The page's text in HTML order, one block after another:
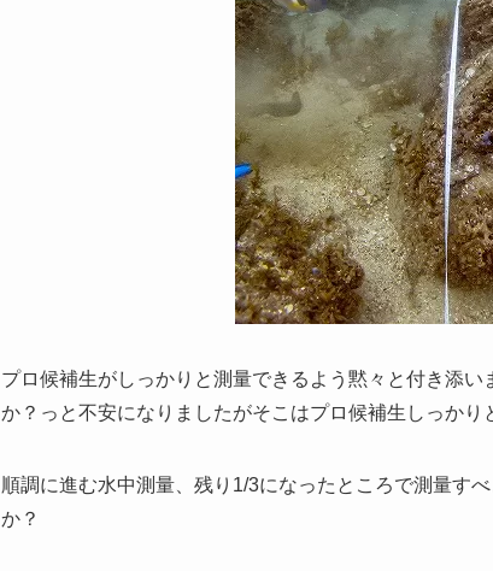
プロ候補生がしっかりと測量できるよう黙々と付き添
か？っと不安になりましたがそこはプロ候補生しっかり
順調に進む水中測量、残り1/3になったところで測量す
か？